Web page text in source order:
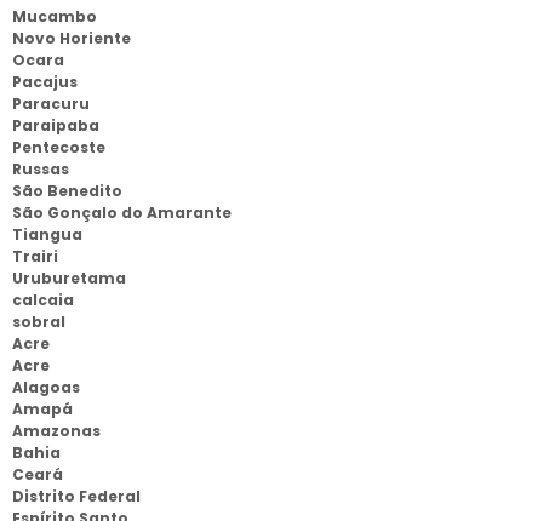
Mucambo
Novo Horiente
Ocara
Pacajus
Paracuru
Paraipaba
Pentecoste
Russas
São Benedito
São Gonçalo do Amarante
Tiangua
Trairi
Uruburetama
calcaia
sobral
Acre
Acre
Alagoas
Amapá
Amazonas
Bahia
Ceará
Distrito Federal